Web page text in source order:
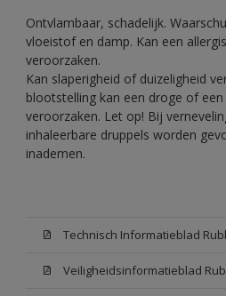
Ontvlambaar, schadelijk.
vloeistof en damp. Kan een
veroorzaken.
Kan slaperigheid of duizeligheid
blootstelling kan een droge of
veroorzaken. Let op! Bij
inhaleerbare druppels worden
inademen.